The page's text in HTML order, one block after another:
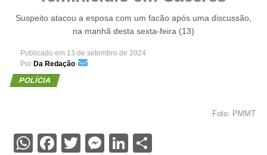
Suspeito atacou a esposa com um facão após uma discussão,
na manhã desta sexta-feira (13)
Publicado em 13 de setembro de 2024
Por Da Redação
POLÍCIA
Foto: PMMT
WhatsApp
Facebook
Twitter
Messenger
LinkedIn
Share